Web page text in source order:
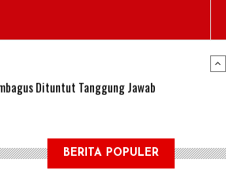
Jadi Lokasi Uji Coba Program NADI JKN
Dituntut Tanggung Jawab
Padi, Proyeksi Hasil Capai 2,4 Ton Gabah
BERITA POPULER